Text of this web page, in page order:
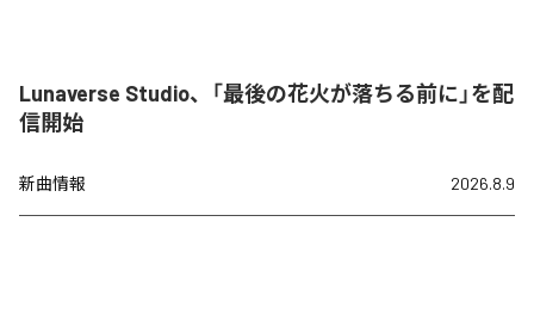
Lunaverse Studio、「最後の花火が落ちる前に」を配
信開始
新曲情報 2026.8.9